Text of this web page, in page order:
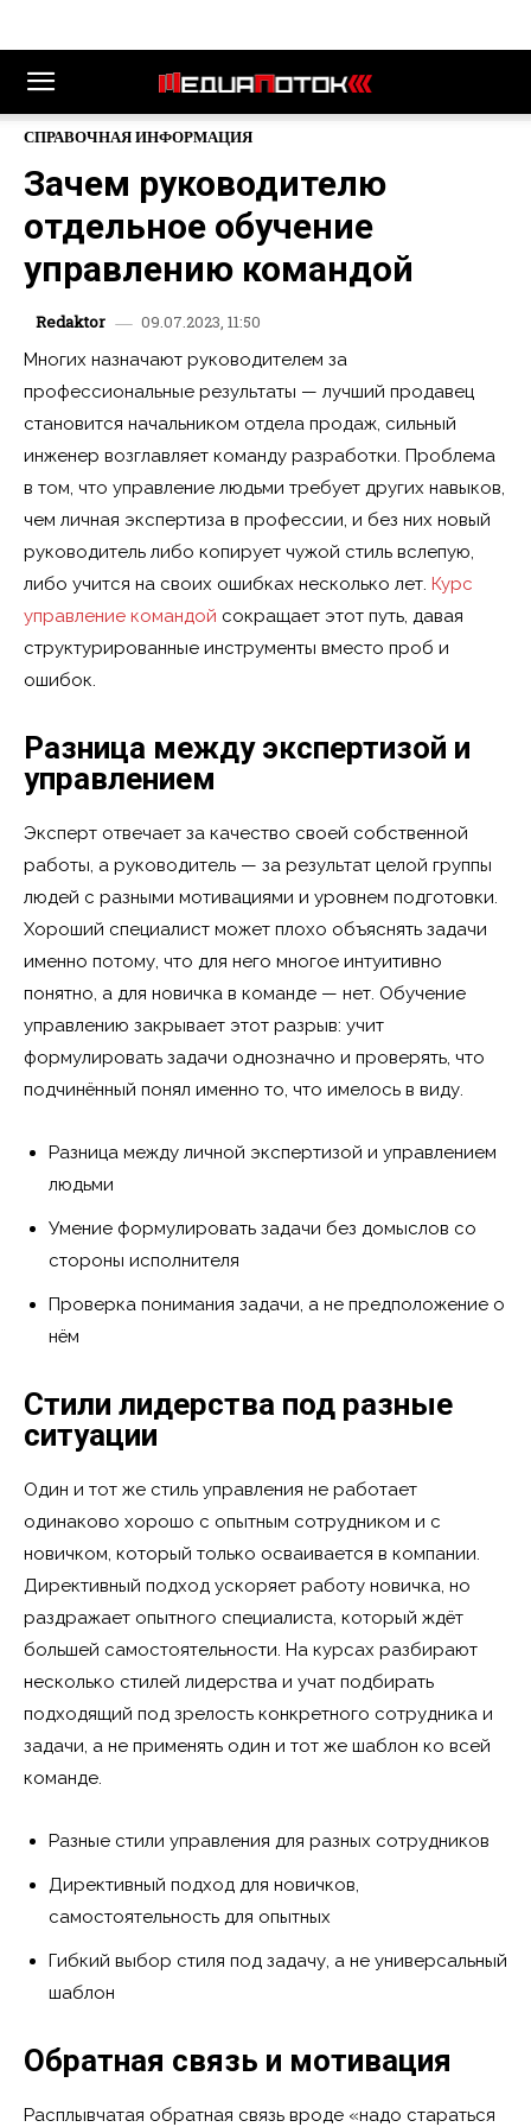
СПРАВОЧНАЯ ИНФОРМАЦИЯ
Зачем руководителю
отдельное обучение
управлению командой
Redaktor
09.07.2023, 11:50
Многих назначают руководителем за
профессиональные результаты — лучший продавец
становится начальником отдела продаж, сильный
инженер возглавляет команду разработки. Проблема
в том, что управление людьми требует других навыков,
чем личная экспертиза в профессии, и без них новый
руководитель либо копирует чужой стиль вслепую,
либо учится на своих ошибках несколько лет. Курс
управление командой сокращает этот путь, давая
структурированные инструменты вместо проб и
ошибок.
Разница между экспертизой и
управлением
Эксперт отвечает за качество своей собственной
работы, а руководитель — за результат целой группы
людей с разными мотивациями и уровнем подготовки.
Хороший специалист может плохо объяснять задачи
именно потому, что для него многое интуитивно
понятно, а для новичка в команде — нет. Обучение
управлению закрывает этот разрыв: учит
формулировать задачи однозначно и проверять, что
подчинённый понял именно то, что имелось в виду.
Разница между личной экспертизой и управлением
людьми
Умение формулировать задачи без домыслов со
стороны исполнителя
Проверка понимания задачи, а не предположение о
нём
Стили лидерства под разные
ситуации
Один и тот же стиль управления не работает
одинаково хорошо с опытным сотрудником и с
новичком, который только осваивается в компании.
Директивный подход ускоряет работу новичка, но
раздражает опытного специалиста, который ждёт
большей самостоятельности. На курсах разбирают
несколько стилей лидерства и учат подбирать
подходящий под зрелость конкретного сотрудника и
задачи, а не применять один и тот же шаблон ко всей
команде.
Разные стили управления для разных сотрудников
Директивный подход для новичков,
самостоятельность для опытных
Гибкий выбор стиля под задачу, а не универсальный
шаблон
Обратная связь и мотивация
Расплывчатая обратная связь вроде «надо стараться